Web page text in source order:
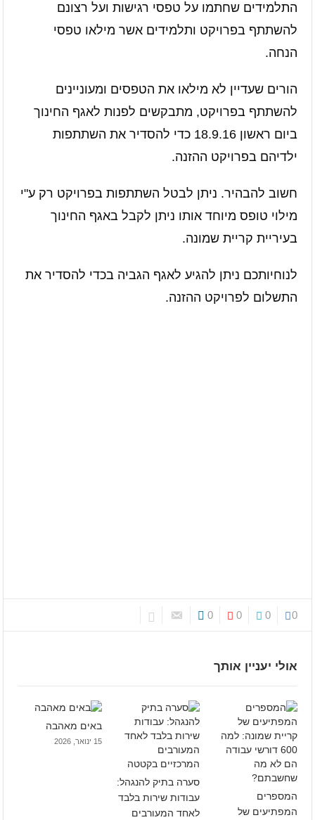
התלמידים שחתמו על טפסי רגישות ועל רצונם
להשתתף בפרויקט ותלמידים אשר מילאו טפסי
הנחה.
הורים שעדיין לא מילאו את הטפסים ומעוניינים
להשתתף בפרויקט, מתבקשים לפנות לאגף החינוך
ביום ראשון 18.9.16 כדי להסדיר את השתתפות
ילדיהם בפרויקט ההזנה.
חשוב להבהיר. ניתן לבטל השתתפות בפרויקט רק ע"י
מילוי טופס מיוחד אותו ניתן לקבל באגף החינוך
בעיריית קריית שמונה.
לנוחיותכם ניתן להגיע לאגף הגביה בכדי להסדיר את
התשלום לפרויקט ההזנה.
0
0
0
0
אולי יעניין אותך
המספרים
המפתיעים של
סערה בתיק להנגהל:
עבודות שירות בלבד
לאחד המעורבים
באים מאהבה
15 ינואר, 2026